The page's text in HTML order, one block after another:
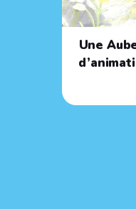
Une